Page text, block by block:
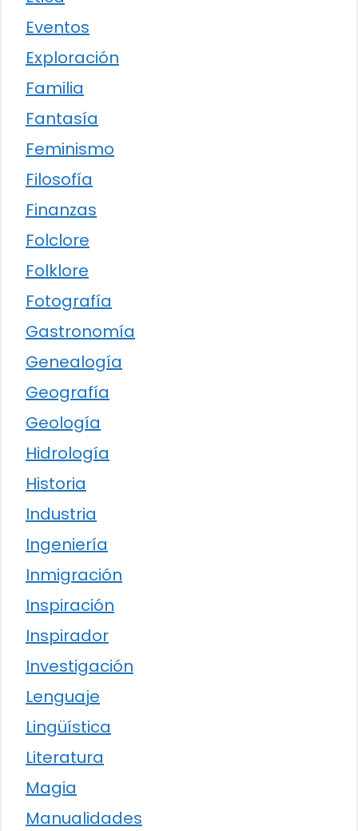
Eventos
Exploración
Familia
Fantasía
Feminismo
Filosofía
Finanzas
Folclore
Folklore
Fotografía
Gastronomía
Genealogía
Geografía
Geología
Hidrología
Historia
Industria
Ingeniería
Inmigración
Inspiración
Inspirador
Investigación
Lenguaje
Lingüística
Literatura
Magia
Manualidades